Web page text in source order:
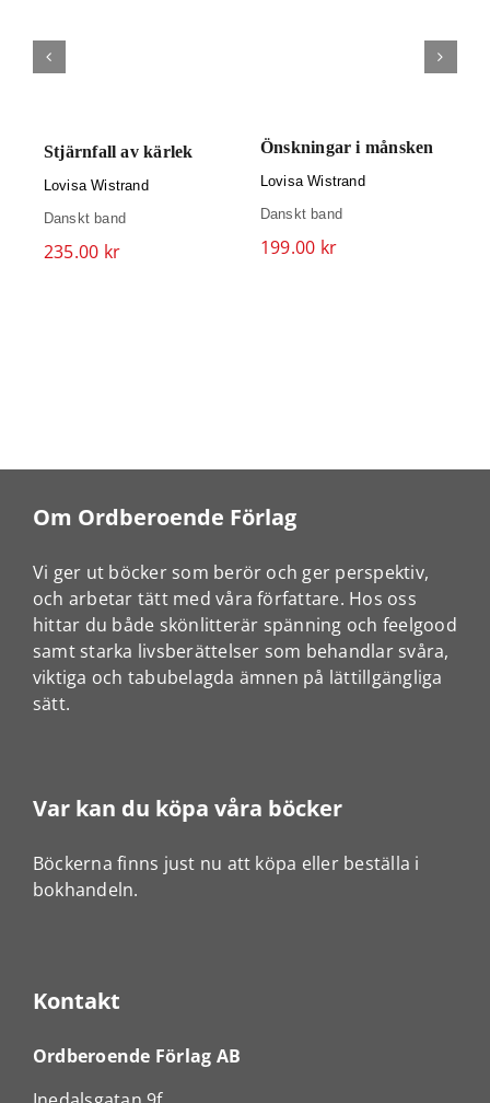
Stjärnfall av kärlek
Lovisa Wistrand
Danskt band
235.00 kr
Önskningar i månsken
Lovisa Wistrand
Danskt band
199.00 kr
Om Ordberoende Förlag
Vi ger ut böcker som berör och ger perspektiv,
och arbetar tätt med våra författare. Hos oss
hittar du både skönlitterär spänning och feelgood
samt starka livsberättelser som behandlar svåra,
viktiga och tabubelagda ämnen på lättillgängliga
sätt.
Var kan du köpa våra böcker
Böckerna finns just nu att köpa eller beställa i
bokhandeln.
Kontakt
Ordberoende Förlag AB